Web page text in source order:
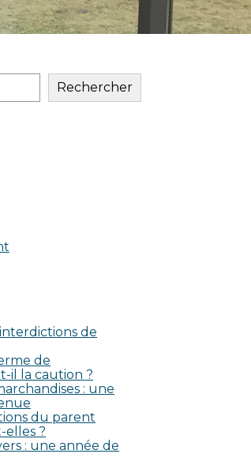
Rechercher
de
de
il la caution ?
: une
du parent
?
: une année de